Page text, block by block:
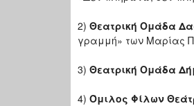
2) Θεατρική Ομάδα
γραμμή» των Μαρίας
3) Θεατρική Ομάδα
4) Όμιλος Φίλων